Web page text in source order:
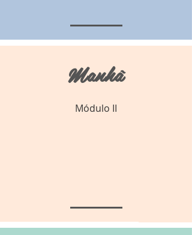
Manhã
Módulo II